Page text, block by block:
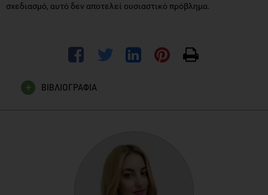
σχεδιασμό, αυτό δεν αποτελεί ουσιαστικό πρόβλημα.
ΒΙΒΛΙΟΓΡΑΦΙΑ
reduce risk and increase health benefits’,
. doi: 10.1016/j.envres.2008.12.002.